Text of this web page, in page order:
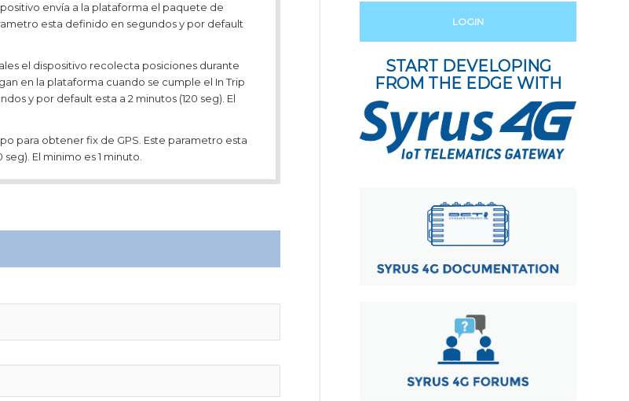
envía a la plataforma el paquete de
esta definido en segundos y por default
el dispositivo recolecta posiciones durante
en la plataforma cuando se cumple el In Trip
y por default esta a 2 minutos (120 seg). El
para obtener fix de GPS. Este parametro esta
El minimo es 1 minuto.
LOGIN
START DEVELOPING
FROM THE EDGE WITH